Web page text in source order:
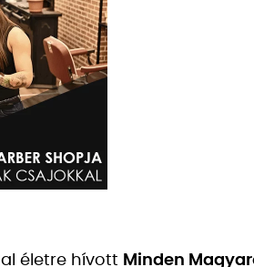
életre hívott Minden